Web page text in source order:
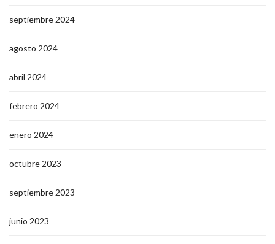
septiembre 2024
agosto 2024
abril 2024
febrero 2024
enero 2024
octubre 2023
septiembre 2023
junio 2023